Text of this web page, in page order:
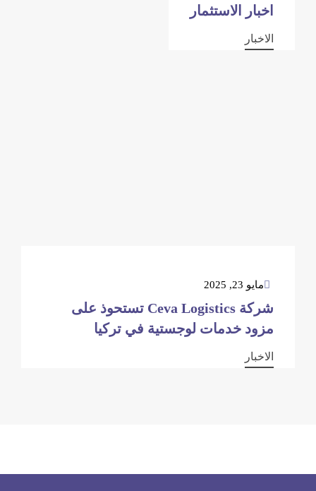
اخبار الاستثمار
الاخبار
مايو 23, 2025
شركة Ceva Logistics تستحوذ على
مزود خدمات لوجستية في تركيا
الاخبار